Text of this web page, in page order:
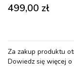
Cena
499,00 zł
Za zakup produktu
Dowiedz się więcej o